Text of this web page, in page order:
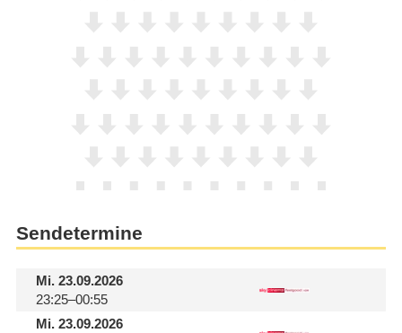
Sendetermine
Mi.23.09.2026
23:25–00:55
Mi.23.09.2026